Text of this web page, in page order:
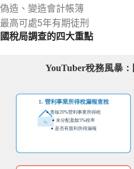
偽造、變造會計帳簿
最高可處5年有期徒刑
國稅局調查的四大重點